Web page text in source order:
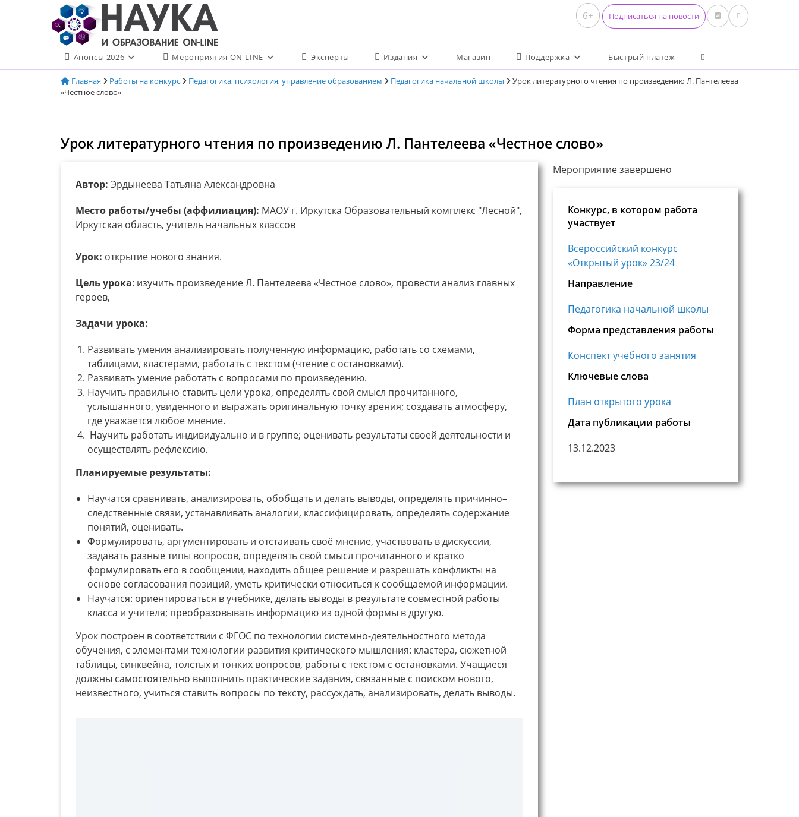
содержимому
6+ Подписаться на новости
Анонсы 2026 Мероприятия ON-LINE Эксперты Издания Магазин Поддержка Быстрый платеж Переключить поиск по
Главная Работы на конкурс Педагогика, психология, управление образованием Педагогика начальной школы
Урок литературного чтения по произведению Л. Пантелеева
«Честное слово»
Урок литературного чтения по произведению Л. Пантелеева «Честное слово»
Автор: Эрдынеева Татьяна Александровна
Место работы/учебы (аффилиация): МАОУ г. Иркутска Образовательный комплекс "Лесной",
Иркутская область, учитель начальных классов
Урок: открытие нового знания.
Цель урока: изучить произведение Л. Пантелеева «Честное слово», провести анализ главных
героев,
Задачи урока:
Развивать умения анализировать полученную информацию, работать со схемами,
таблицами, кластерами, работать с текстом (чтение с остановками).
Развивать умение работать с вопросами по произведению.
Научить правильно ставить цели урока, определять свой смысл прочитанного,
услышанного, увиденного и выражать оригинальную точку зрения; создавать атмосферу,
где уважается любое мнение.
Научить работать индивидуально и в группе; оценивать результаты своей деятельности и
осуществлять рефлексию.
Планируемые результаты:
Научатся сравнивать, анализировать, обобщать и делать выводы, определять причинно–
следственные связи, устанавливать аналогии, классифицировать, определять содержание
понятий, оценивать.
Формулировать, аргументировать и отстаивать своё мнение, участвовать в дискуссии,
задавать разные типы вопросов, определять свой смысл прочитанного и кратко
формулировать его в сообщении, находить общее решение и разрешать конфликты на
основе согласования позиций, уметь критически относиться к сообщаемой информации.
Научатся: ориентироваться в учебнике, делать выводы в результате совместной работы
класса и учителя; преобразовывать информацию из одной формы в другую.
Урок построен в соответствии с ФГОС по технологии системно-деятельностного метода
обучения, с элементами технологии развития критического мышления: кластера, сюжетной
таблицы, синквейна, толстых и тонких вопросов, работы с текстом с остановками. Учащиеся
должны самостоятельно выполнить практические задания, связанные с поиском нового,
неизвестного, учиться ставить вопросы по тексту, рассуждать, анализировать, делать выводы.
Мероприятие завершено
Конкурс, в котором работа
участвует
Всероссийский конкурс
«Открытый урок» 23/24
Направление
Педагогика начальной школы
Форма представления работы
Конспект учебного занятия
Ключевые слова
План открытого урока
Дата публикации работы
13.12.2023